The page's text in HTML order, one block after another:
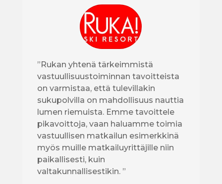
”Rukan yhtenä tärkeimmistä
vastuullisuustoiminnan tavoitteista
on varmistaa, että tulevillakin
sukupolvilla on mahdollisuus nauttia
lumen riemuista. Emme tavoittele
pikavoittoja, vaan haluamme toimia
vastuullisen matkailun esimerkkinä
myös muille matkailuyrittäjille niin
paikallisesti, kuin
valtakunnallisestikin. ”